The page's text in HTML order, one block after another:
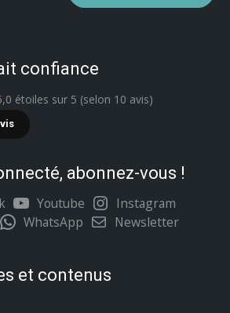
confiance
étoiles sur 5 (selon 10 avis)
abonnez-vous !
Youtube
Instagram
WhatsApp Newsletter
et contenus